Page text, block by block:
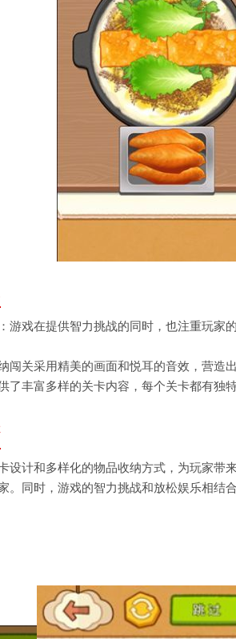
游戏在提供智力挑战的同时，也注重玩家
闯关采用精美的画面和悦耳的音效，营造
了丰富多样的关卡内容，每个关卡都有独
设计和多样化的物品收纳方式，为玩家带
。同时，游戏的智力挑战和放松娱乐相结